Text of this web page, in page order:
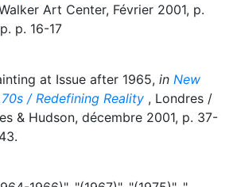
Art Center, Février 2001, p.
p. 16-17
at Issue after 1965, in New
/ Redefining Reality , Londres /
& Hudson, décembre 2001, p. 37-